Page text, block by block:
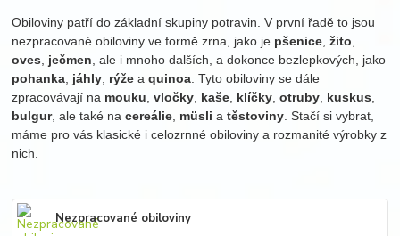
Obiloviny patří do základní skupiny potravin. V první řadě to jsou
nezpracované obiloviny ve formě zrna, jako je pšenice ,žito
oves
ječmen , ale i mnoho dalších, a dokonce bezlepkových, jako
pohanka jáhly rýže aquinoa .Tyto obiloviny se dále
zpracovávají na mouku ,vločky kaše klíčky ,otruby kuskus
bulgur, ale také nacereálie müsli atěstoviny . Stačí si vybrat,
máme pro vás klasické i celozrnné obiloviny a rozmanité výrobky z
nich.
Nezpracované obiloviny